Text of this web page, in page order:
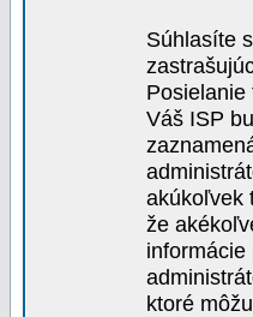
Súhlasíte
Váš ISP
akúkoľvek
že
ktoré